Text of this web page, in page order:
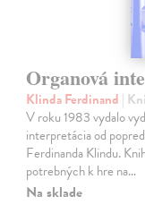
Organová
Klinda Ferdinand |
V roku 1983 vydalo
interpretácia od
Ferdinanda Klindu.
potrebných k hre na…
Na sklade